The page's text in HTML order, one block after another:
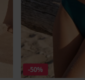
-50%